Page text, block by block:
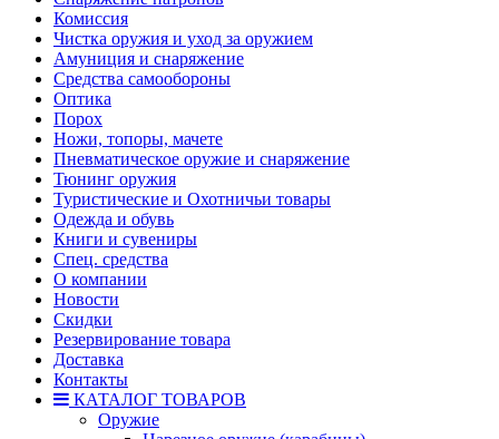
Комиссия
Чистка оружия и уход за оружием
Амуниция и снаряжение
Средства самообороны
Оптика
Порох
Ножи, топоры, мачете
Пневматическое оружие и снаряжение
Тюнинг оружия
Туристические и Охотничьи товары
Одежда и обувь
Книги и сувениры
Спец. средства
О компании
Новости
Скидки
Резервирование товара
Доставка
Контакты
КАТАЛОГ ТОВАРОВ
Оружие